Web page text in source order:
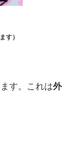
す）
す。これは外